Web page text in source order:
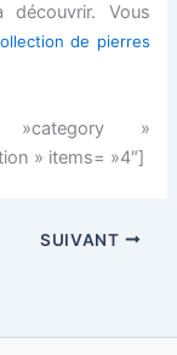
Vous
de pierres
»category »
» items= »4″]
SUIVANT